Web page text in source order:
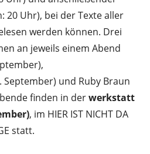
20 Uhr), bei der Texte aller
werden können. Drei
an jeweils einem Abend
September) und Ruby Braun
finden in derwerkstatt
, im HIER IST NICHT DA
statt.